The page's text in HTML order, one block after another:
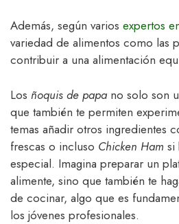
Además, según varios expertos
variedad de alimentos como las
contribuir a una alimentación
Los ñoquis de papa no solo son
que también te permiten
temas añadir otros ingredientes
frescas o incluso Chicken Ham si
especial. Imagina preparar un
alimente, sino que también te
de cocinar, algo que es
los jóvenes profesionales.